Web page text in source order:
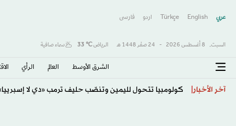
عربي English
Türkçe اردو فارسى
السبت, 8 أغسطس 2026 - 24 صفَر 1448 هـ الرياض℃
33 سماء صافية
الشرق الأوسط​ العالم الرأي
آخر الأخبار اتفاقية مكة... تعزيز الردع لحماية الاستقرار